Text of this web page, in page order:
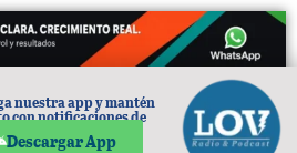
PUBLICIDAD
nuestra app y mantén
con notificaciones de
Descargar App